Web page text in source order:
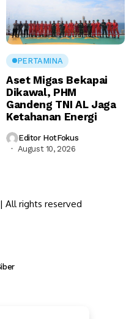
PERTAMINA
Aset Migas Bekapai
Dikawal, PHM
Gandeng TNI AL Jaga
Ketahanan Energi
Editor HotFokus
August 10, 2026
All rights reserved